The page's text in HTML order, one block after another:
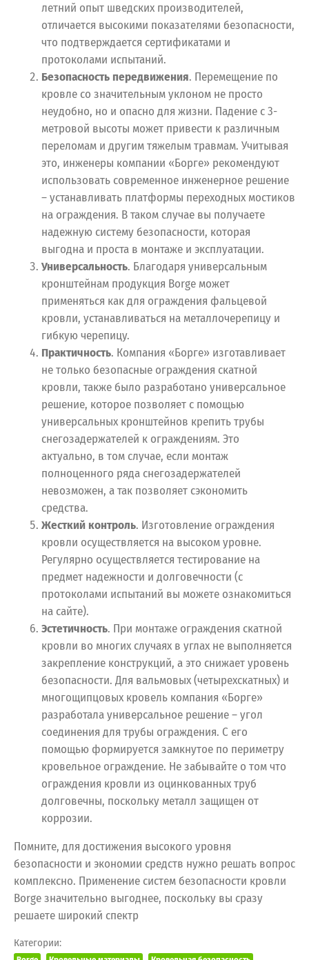
летний опыт шведских производителей,
отличается высокими показателями безопасности,
что подтверждается сертификатами и
протоколами испытаний.
Безопасность передвижения. Перемещение по
кровле со значительным уклоном не просто
неудобно, но и опасно для жизни. Падение с 3-
метровой высоты может привести к различным
переломам и другим тяжелым травмам. Учитывая
это, инженеры компании «Борге» рекомендуют
использовать современное инженерное решение
– устанавливать платформы переходных мостиков
на ограждения. В таком случае вы получаете
надежную систему безопасности, которая
выгодна и проста в монтаже и эксплуатации.
Универсальность. Благодаря универсальным
кронштейнам продукция Borge может
применяться как для ограждения фальцевой
кровли, устанавливаться на металлочерепицу и
гибкую черепицу.
Практичность. Компания «Борге» изготавливает
не только безопасные ограждения скатной
кровли, также было разработано универсальное
решение, которое позволяет с помощью
универсальных кронштейнов крепить трубы
снегозадержателей к ограждениям. Это
актуально, в том случае, если монтаж
полноценного ряда снегозадержателей
невозможен, а так позволяет сэкономить
средства.
Жесткий контроль. Изготовление ограждения
кровли осуществляется на высоком уровне.
Регулярно осуществляется тестирование на
предмет надежности и долговечности (с
протоколами испытаний вы можете ознакомиться
на сайте).
Эстетичность. При монтаже ограждения скатной
кровли во многих случаях в углах не выполняется
закрепление конструкций, а это снижает уровень
безопасности. Для вальмовых (четырехскатных) и
многощипцовых кровель компания «Борге»
разработала универсальное решение – угол
соединения для трубы ограждения. С его
помощью формируется замкнутое по периметру
кровельное ограждение. Не забывайте о том что
ограждения кровли из оцинкованных труб
долговечны, поскольку металл защищен от
коррозии.
Помните, для достижения высокого уровня
безопасности и экономии средств нужно решать вопрос
комплексно. Применение систем безопасности кровли
Borge значительно выгоднее, поскольку вы сразу
решаете широкий спектр
Категории: